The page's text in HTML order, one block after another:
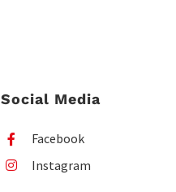
Social Media
Facebook
Instagram